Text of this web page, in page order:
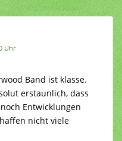
Uhr
Band ist klasse.
erstaunlich, dass
Entwicklungen
nicht viele